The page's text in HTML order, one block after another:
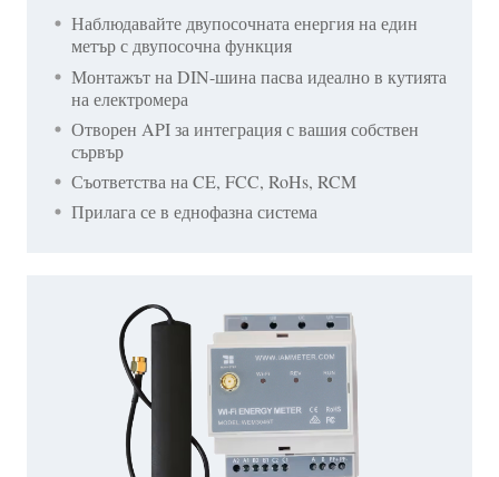
Наблюдавайте двупосочната енергия на един
метър с двупосочна функция
Монтажът на DIN-шина пасва идеално в кутията
на електромера
Отворен API за интеграция с вашия собствен
сървър
Съответства на CE, FCC, RoHs, RCM
Прилага се в еднофазна система